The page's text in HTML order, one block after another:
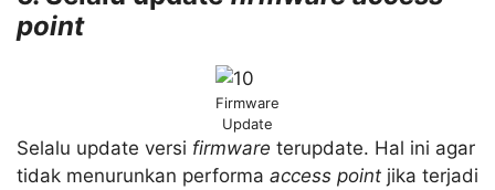
point
Firmware
Update
Selalu update versi firmware terupdate. Hal ini agar
tidak menurunkan performa access point jika terjadi